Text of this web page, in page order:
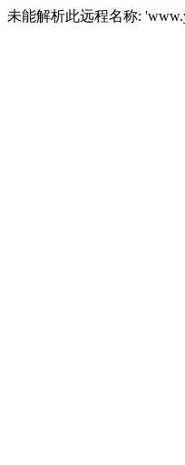
未能解析此远程名称: